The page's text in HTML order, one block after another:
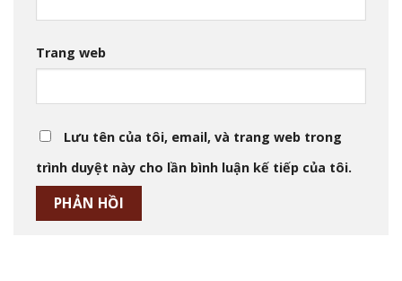
Trang web
Lưu tên của tôi, email, và trang web trong
trình duyệt này cho lần bình luận kế tiếp của tôi.